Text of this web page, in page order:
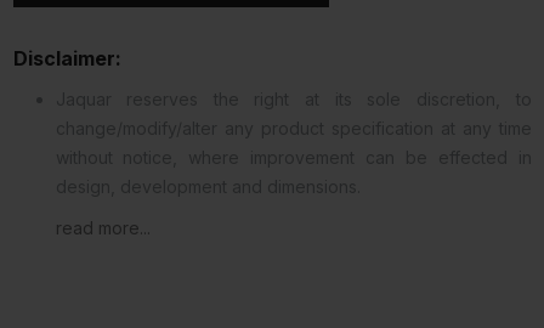
Disclaimer:
read more...